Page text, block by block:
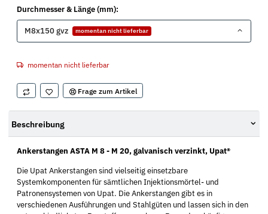
Durchmesser & Länge (mm):
M8x150 gvz momentan nicht lieferbar
momentan nicht lieferbar
Frage zum Artikel
Beschreibung
Ankerstangen ASTA M 8 - M 20, galvanisch verzinkt, Upat®
Die Upat Ankerstangen sind vielseitig einsetzbare
Systemkomponenten für sämtlichen Injektionsmörtel- und
Patronensystemen von Upat. Die Ankerstangen gibt es in
verschiedenen Ausführungen und Stahlgüten und lassen sich in den